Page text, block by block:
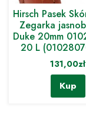
Hirsch Pasek
Zegarka
Duke 20mm
20 L
131,00zł
Kup